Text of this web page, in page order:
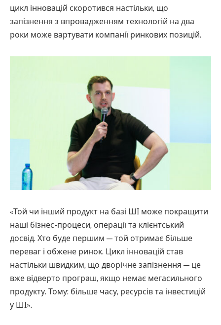
цикл інновацій скоротився настільки, що
запізнення з впровадженням технологій на два
роки може вартувати компанії ринкових позицій.
«Той чи інший продукт на базі ШІ може покращити
наші бізнес-процеси, операції та клієнтський
досвід. Хто буде першим — той отримає більше
переваг і обжене ринок. Цикл інновацій став
настільки швидким, що дворічне запізнення — це
вже відверто програш, якщо немає мегасильного
продукту. Тому: більше часу, ресурсів та інвестицій
у ШІ».